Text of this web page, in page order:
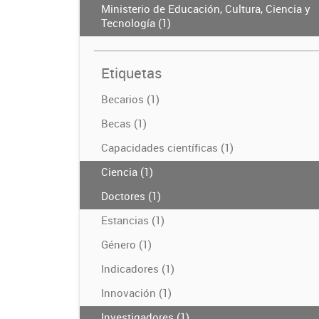
Ministerio de Educación, Cultura, Ciencia y
Tecnología (1)
Etiquetas
Becarios (1)
Becas (1)
Capacidades científicas (1)
Ciencia (1)
Doctores (1)
Estancias (1)
Género (1)
Indicadores (1)
Innovación (1)